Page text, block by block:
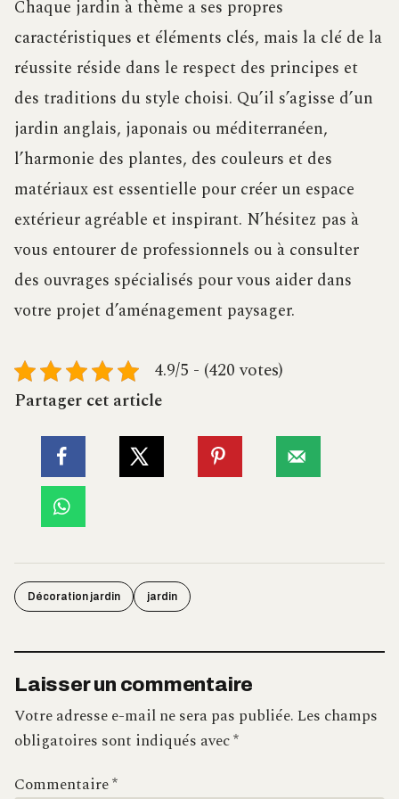
Chaque jardin à thème a ses propres
caractéristiques et éléments clés, mais la clé de la
réussite réside dans le respect des principes et
des traditions du style choisi. Qu’il s’agisse d’un
jardin anglais, japonais ou méditerranéen,
l’harmonie des plantes, des couleurs et des
matériaux est essentielle pour créer un espace
extérieur agréable et inspirant. N’hésitez pas à
vous entourer de professionnels ou à consulter
des ouvrages spécialisés pour vous aider dans
votre projet d’aménagement paysager.
4.9/5 - (420 votes)
Partager cet article
Décoration jardin jardin
Laisser un commentaire
Votre adresse e-mail ne sera pas publiée.Les champs
obligatoires sont indiqués avec*
Commentaire*